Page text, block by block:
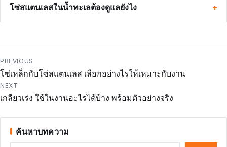
โซ่สแตนเลสในน้ำทะเลต้องดูแลยังไง
แนะแนว
เรื่อง
PREVIOUS
โซ่เหล็กกับโซ่สแตนเลส เลือกอย่างไรให้เหมาะกับงาน
NEXT
เกลียวเร่ง ใช้ในงานอะไรได้บ้าง พร้อมตัวอย่างจริง
ค้นหาบทความ